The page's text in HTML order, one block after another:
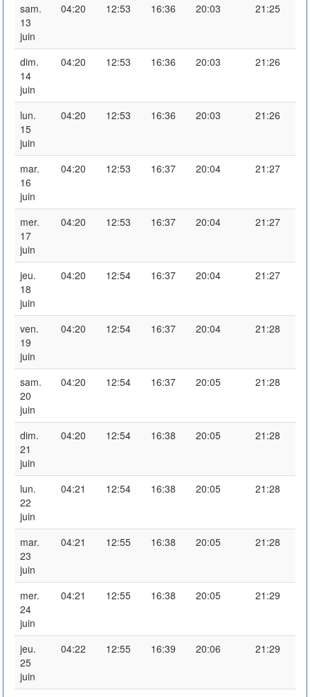
sam.
13
juin
04:20 12:53 16:36 20:03 21:25
dim.
14
juin
04:20 12:53 16:36 20:03 21:26
lun.
15
juin
04:20 12:53 16:36 20:03 21:26
mar.
16
juin
04:20 12:53 16:37 20:04 21:27
mer.
17
juin
04:20 12:53 16:37 20:04 21:27
jeu.
18
juin
04:20 12:54 16:37 20:04 21:27
ven.
19
juin
04:20 12:54 16:37 20:04 21:28
sam.
20
juin
04:20 12:54 16:37 20:05 21:28
dim.
21
juin
04:20 12:54 16:38 20:05 21:28
lun.
22
juin
04:21 12:54 16:38 20:05 21:28
mar.
23
juin
04:21 12:55 16:38 20:05 21:28
mer.
24
juin
04:21 12:55 16:38 20:05 21:29
jeu.
25
juin
04:22 12:55 16:39 20:06 21:29